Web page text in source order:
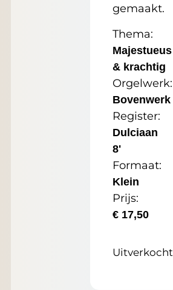
gemaakt.
Thema:
Majestueus
& krachtig
Orgelwerk:
Bovenwerk
Register:
Dulciaan
8'
Formaat:
Klein
Prijs:
€17,50
Uitverkocht